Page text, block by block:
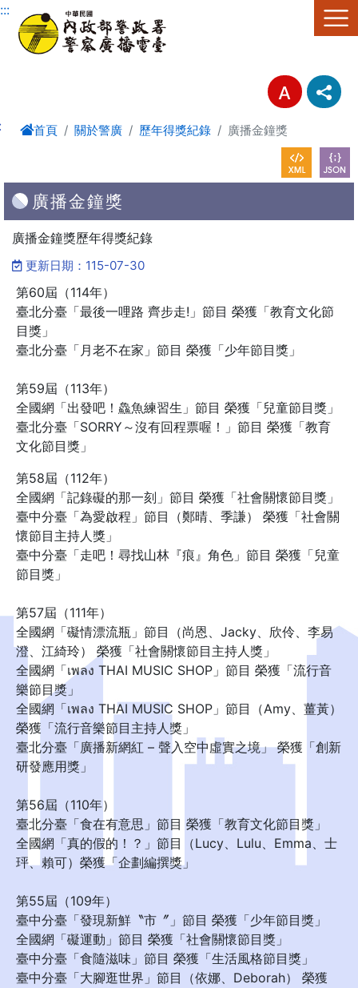
進入內容區塊
:::
首頁 關於警廣 歷年得獎紀錄 廣播金鐘獎
廣播金鐘獎
廣播金鐘獎歷年得獎紀錄
更新日期：115-07-30
第60屆（114年）
臺北分臺「最後一哩路 齊步走!」節目 榮獲「教育文化節
目獎」
臺北分臺「月老不在家」節目 榮獲「少年節目獎」
第59屆（113年）
全國網「出發吧！鱻魚練習生」節目 榮獲「兒童節目獎」
臺北分臺「SORRY～沒有回程票喔！」節目 榮獲「教育
文化節目獎」
第58屆（112年）
全國網「記錄礙的那一刻」節目 榮獲「社會關懷節目獎」
臺中分臺「為愛啟程」節目（鄭晴、季謙） 榮獲「社會關
懷節目主持人獎」
臺中分臺「走吧！尋找山林『痕』角色」節目 榮獲「兒童
節目獎」
第57屆（111年）
全國網「礙情漂流瓶」節目（尚恩、Jacky、欣伶、李易
澄、江綺玲） 榮獲「社會關懷節目主持人獎」
全國網「เพลง THAI MUSIC SHOP」節目 榮獲「流行音
樂節目獎」
全國網「เพลง THAI MUSIC SHOP」節目（Amy、薑黃）
榮獲「流行音樂節目主持人獎」
臺北分臺「廣播新網紅 – 聲入空中虛實之境」 榮獲「創新
研發應用獎」
第56屆（110年）
臺北分臺「食在有意思」節目 榮獲「教育文化節目獎」
全國網「真的假的！？」節目（Lucy、Lulu、Emma、士
玶、賴可）榮獲「企劃編撰獎」
第55屆（109年）
臺中分臺「發現新鮮〝市〞」節目 榮獲「少年節目獎」
全國網「礙運動」節目 榮獲「社會關懷節目獎」
臺中分臺「食隨滋味」節目 榮獲「生活風格節目獎」
臺中分臺「大腳逛世界」節目（依娜、Deborah） 榮獲